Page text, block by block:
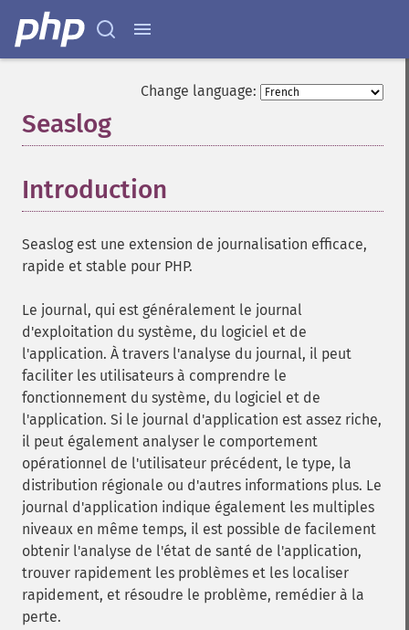
Change language:
Seaslog
Introduction
Seaslog est une extension de journalisation efficace,
rapide et stable pour PHP.
Le journal, qui est généralement le journal
d'exploitation du système, du logiciel et de
l'application. À travers l'analyse du journal, il peut
faciliter les utilisateurs à comprendre le
fonctionnement du système, du logiciel et de
l'application. Si le journal d'application est assez riche,
il peut également analyser le comportement
opérationnel de l'utilisateur précédent, le type, la
distribution régionale ou d'autres informations plus. Le
journal d'application indique également les multiples
niveaux en même temps, il est possible de facilement
obtenir l'analyse de l'état de santé de l'application,
trouver rapidement les problèmes et les localiser
rapidement, et résoudre le problème, remédier à la
perte.